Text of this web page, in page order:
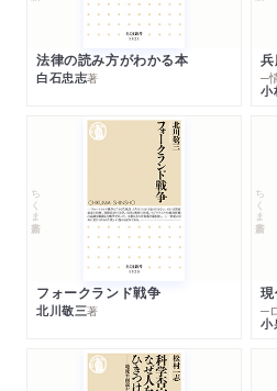
／絶対に手を出してはいけない宣
考に／「健康食品」についてのメッセ
あとがき
法律の読み方がわかる本
白石忠志著 ─
小
ちくま新書
フォークランド戦争
北川敬三著
ちくま新書
小